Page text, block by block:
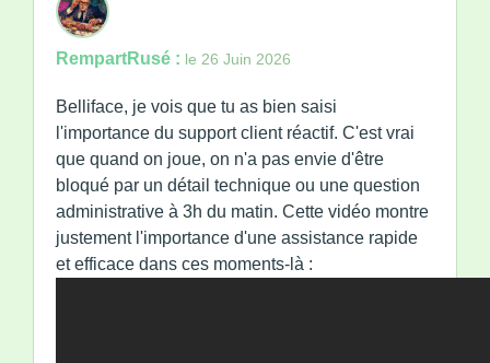
RempartRusé : le 26 Juin 2026
Belliface, je vois que tu as bien saisi
l'importance du support client réactif. C'est vrai
que quand on joue, on n'a pas envie d'être
bloqué par un détail technique ou une question
administrative à 3h du matin. Cette vidéo montre
justement l'importance d'une assistance rapide
et efficace dans ces moments-là :